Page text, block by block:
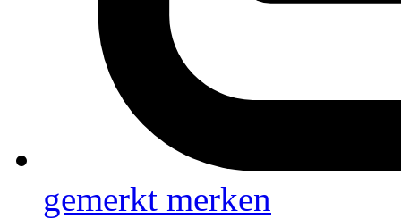
gemerkt merken